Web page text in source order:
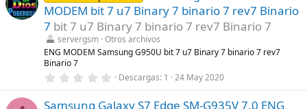
s
)
e
s
t
r
e
l
s
)
MODEM bit 7 u7 Binary 7 binario 7 rev7 Binario
7 bit 7 u7 Binary 7 binario 7 rev7 Binario 7
servergsm Otros archivos
ENG MODEM Samsung G950U bit 7 u7 Binary 7 binario 7 rev7
Binario 7
0
0
Descargas 1 24 May 2020
Samsung Galaxy S7 Edge SM-G935V 7.0 ENG